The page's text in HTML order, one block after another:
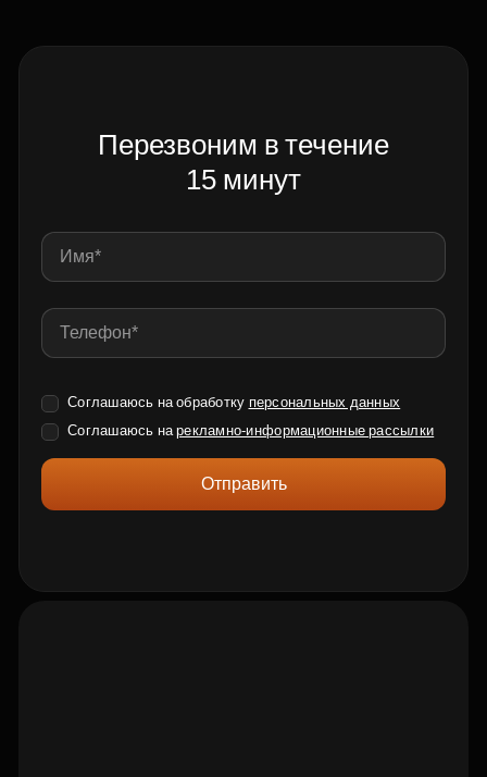
Перезвоним в течение
15 минут
Соглашаюсь на обработку персональных данных
Соглашаюсь нарекламно-информационные рассылки
Отправить